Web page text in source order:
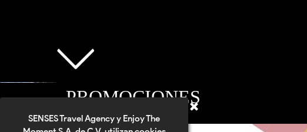
SENSES Travel Agency y Enjoy The
PROMOCIONES